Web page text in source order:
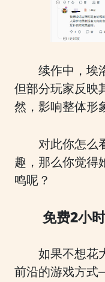
续作中，埃
但部分玩家反映
然，影响整体形
对此你怎么
趣，那么你觉得
鸣呢？
免费2小
如果不想花
前沿的游戏方